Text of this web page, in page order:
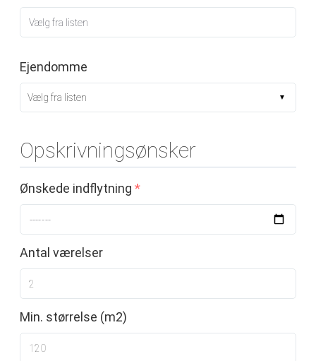
Ejendomme
Vælg fra listen
Opskrivningsønsker
Ønskede indflytning *
Antal værelser
Min. størrelse (m2)